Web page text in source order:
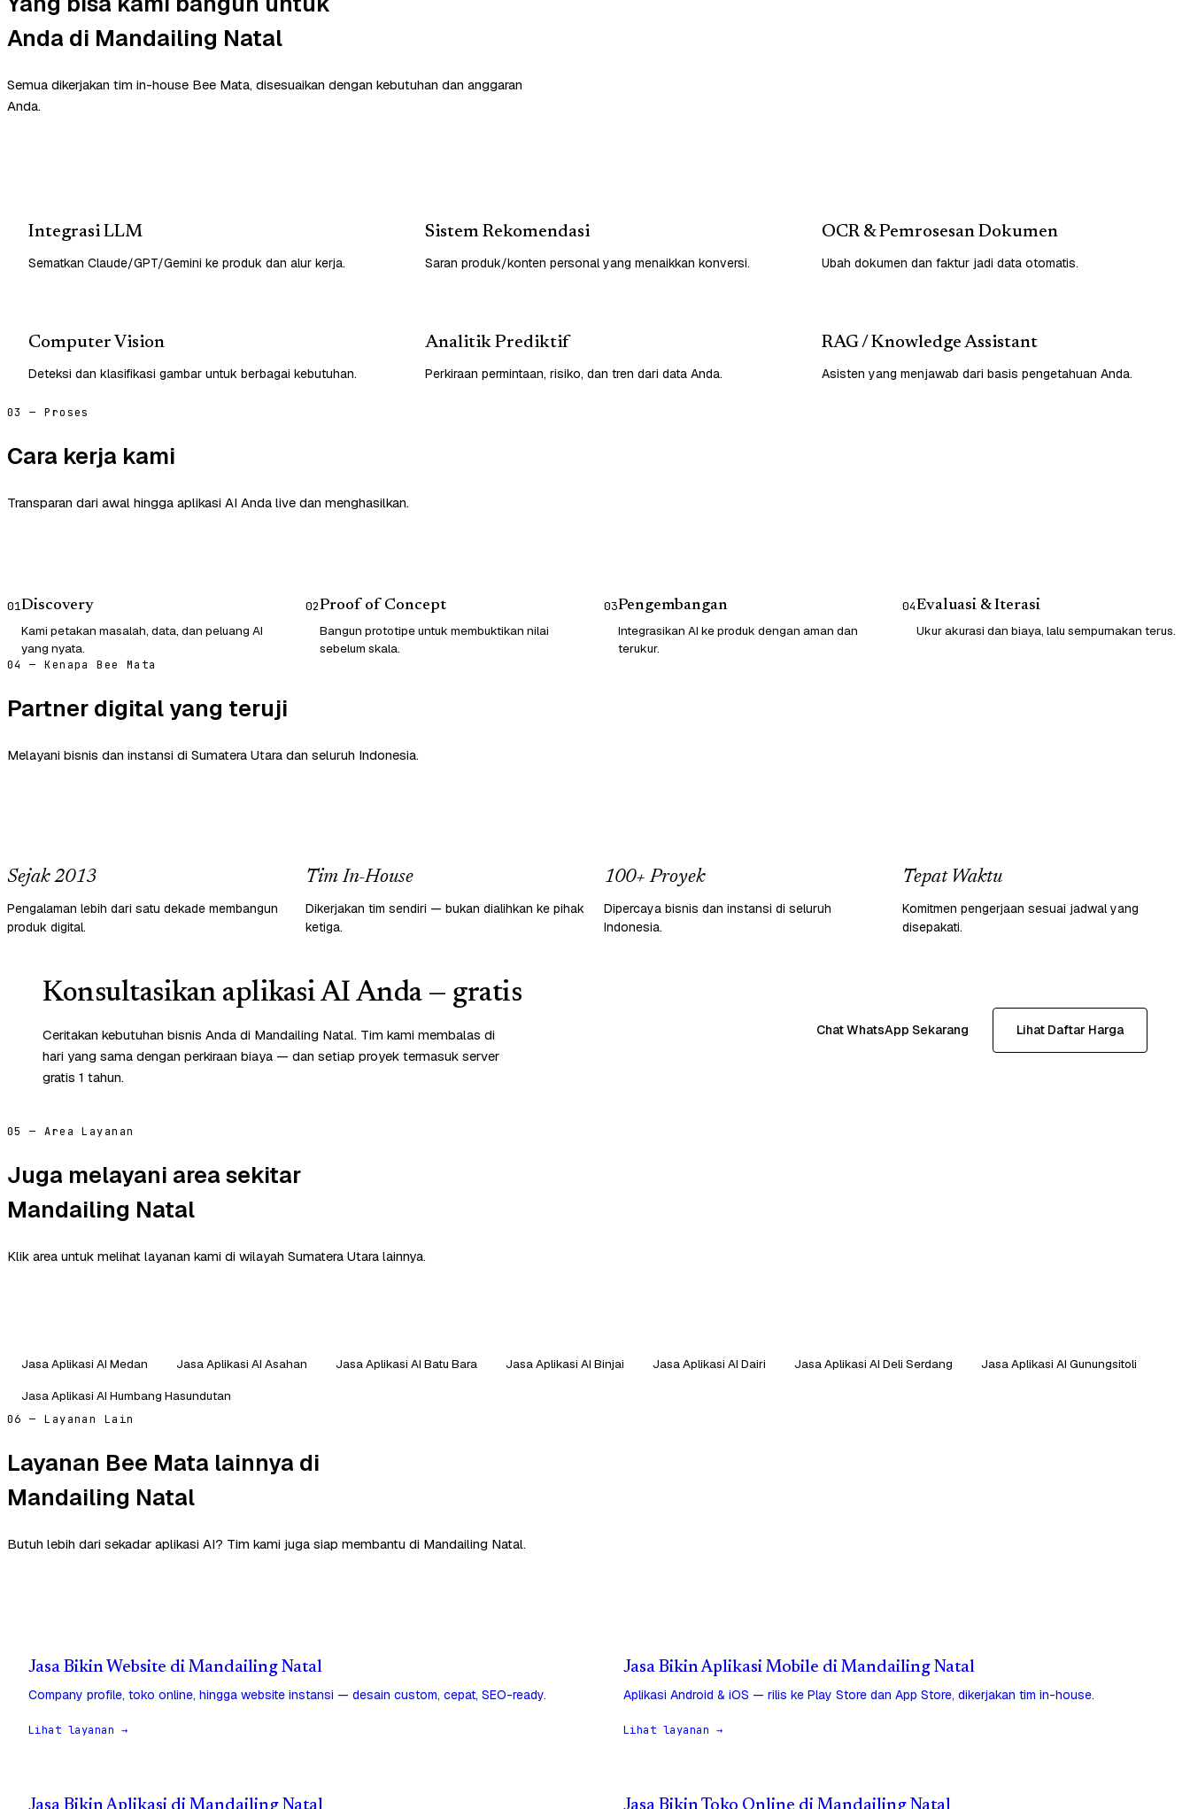
Anda di Mandailing Natal
Semua dikerjakan tim in-house Bee Mata, disesuaikan dengan kebutuhan dan anggaran
Anda.
Integrasi LLM
Sematkan Claude/GPT/Gemini ke produk dan alur kerja.
Sistem Rekomendasi
Saran produk/konten personal yang menaikkan konversi.
OCR & Pemrosesan Dokumen
Ubah dokumen dan faktur jadi data otomatis.
Computer Vision
Deteksi dan klasifikasi gambar untuk berbagai kebutuhan.
Analitik Prediktif
Perkiraan permintaan, risiko, dan tren dari data Anda.
RAG / Knowledge Assistant
Asisten yang menjawab dari basis pengetahuan Anda.
03 — Proses
Cara kerja kami
Transparan dari awal hingga aplikasi AI Anda live dan menghasilkan.
01Discovery
Kami petakan masalah, data, dan peluang AI
yang nyata.
02Proof of Concept
Bangun prototipe untuk membuktikan nilai
sebelum skala.
03Pengembangan
Integrasikan AI ke produk dengan aman dan
terukur.
04Evaluasi & Iterasi
Ukur akurasi dan biaya, lalu sempurnakan terus.
04 — Kenapa Bee Mata
Partner digital yang teruji
Melayani bisnis dan instansi di Sumatera Utara dan seluruh Indonesia.
Sejak 2013
Pengalaman lebih dari satu dekade membangun
produk digital.
Tim In-House
Dikerjakan tim sendiri — bukan dialihkan ke pihak
ketiga.
100+ Proyek
Dipercaya bisnis dan instansi di seluruh
Indonesia.
Tepat Waktu
Komitmen pengerjaan sesuai jadwal yang
disepakati.
Konsultasikan aplikasi AI Anda — gratis
Ceritakan kebutuhan bisnis Anda di Mandailing Natal. Tim kami membalas di
hari yang sama dengan perkiraan biaya — dan setiap proyek termasuk server
gratis 1 tahun.
Chat WhatsApp Sekarang Lihat Daftar Harga
05 — Area Layanan
Juga melayani area sekitar
Mandailing Natal
Klik area untuk melihat layanan kami di wilayah Sumatera Utara lainnya.
Jasa Aplikasi AI Medan Jasa Aplikasi AI Asahan Jasa Aplikasi AI Batu Bara Jasa Aplikasi AI Binjai Jasa Aplikasi AI Dairi Jasa Aplikasi AI Deli Serdang
Jasa Aplikasi AI Gunungsitoli
Jasa Aplikasi AI Humbang Hasundutan
06 — Layanan Lain
Layanan Bee Mata lainnya di
Mandailing Natal
Butuh lebih dari sekadar aplikasi AI? Tim kami juga siap membantu di Mandailing Natal.
Jasa Bikin Website di Mandailing Natal
Company profile, toko online, hingga website instansi — desain custom, cepat, SEO-ready.
Lihat layanan →
Jasa Bikin Aplikasi Mobile di Mandailing Natal
Aplikasi Android & iOS — rilis ke Play Store dan App Store, dikerjakan tim in-house.
Lihat layanan →